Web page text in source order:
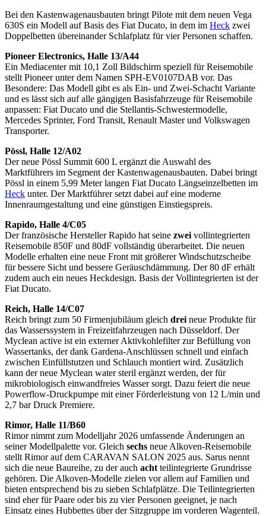
Bei den Kastenwagenausbauten bringt Pilote mit dem neuen Vega
630S ein Modell auf Basis des Fiat Ducato, in dem im Heck zwei
Doppelbetten übereinander Schlafplatz für vier Personen schaffen.
Pioneer Electronics, Halle 13/A44
Ein Mediacenter mit 10,1 Zoll Bildschirm speziell für Reisemobile
stellt Pioneer unter dem Namen SPH-EV0107DAB vor. Das
Besondere: Das Modell gibt es als Ein- und Zwei-Schacht Variante
und es lässt sich auf alle gängigen Basisfahrzeuge für Reisemobile
anpassen: Fiat Ducato und die Stellantis-Schwestermodelle,
Mercedes Sprinter, Ford Transit, Renault Master und Volkswagen
Transporter.
Pössl, Halle 12/A02
Der neue Pössl Summit 600 L ergänzt die Auswahl des
Marktführers im Segment der Kastenwagenausbauten. Dabei bringt
Pössl in einem 5,99 Meter langen Fiat Ducato Längseinzelbetten im
Heck unter. Der Marktführer setzt dabei auf eine moderne
Innenraumgestaltung und eine günstigen Einstiegspreis.
Rapido, Halle 4/C05
Der französische Hersteller Rapido hat seine zwei vollintegrierten
Reisemobile 850F und 80dF vollständig überarbeitet. Die neuen
Modelle erhalten eine neue Front mit größerer Windschutzscheibe
für bessere Sicht und bessere Geräuschdämmung. Der 80 dF erhält
zudem auch ein neues Heckdesign. Basis der Vollintegrierten ist der
Fiat Ducato.
Reich, Halle 14/C07
Reich bringt zum 50 Firmenjubiläum gleich drei neue Produkte für
das Wasserssystem in Freizeitfahrzeugen nach Düsseldorf. Der
Myclean active ist ein externer Aktivkohlefilter zur Befüllung von
Wassertanks, der dank Gardena-Anschlüssen schnell und einfach
zwischen Einfüllstutzen und Schlauch montiert wird. Zusätzlich
kann der neue Myclean water steril ergänzt werden, der für
mikrobiologisch einwandfreies Wasser sorgt. Dazu feiert die neue
Powerflow-Druckpumpe mit einer Förderleistung von 12 L/min und
2,7 bar Druck Premiere.
Rimor, Halle 11/B60
Rimor nimmt zum Modelljahr 2026 umfassende Änderungen an
seiner Modellpalette vor. Gleich sechs neue Alkoven-Reisemobile
stellt Rimor auf dem CARAVAN SALON 2025 aus. Sarus nennt
sich die neue Baureihe, zu der auch acht teilintegrierte Grundrisse
gehören. Die Alkoven-Modelle zielen vor allem auf Familien und
bieten entsprechend bis zu sieben Schlafplätze. Die Teilintegrierten
sind eher für Paare oder bis zu vier Personen geeignet, je nach
Einsatz eines Hubbettes über der Sitzgruppe im vorderen Wagenteil.